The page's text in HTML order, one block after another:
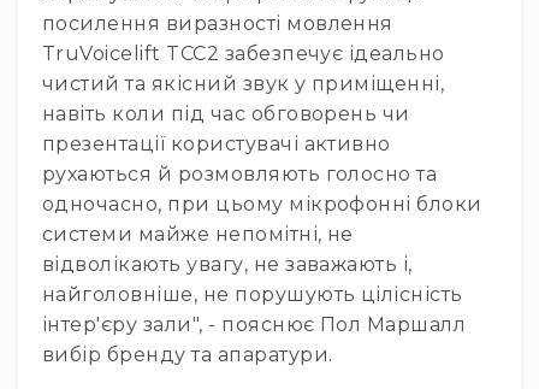
туману
Генератори
снігу
Генератори
піни
Генератори
вогню
Генератори
мильних
бульбашок
Рідина
генераторів
посилення виразності мовлення
TruVoicelift TCC2 забезпечує ідеально
чистий та якісний звук у приміщенні,
навіть коли під час обговорень чи
презентації користувачі активно
рухаються й розмовляють голосно та
одночасно, при цьому мікрофонні блоки
системи майже непомітні, не
відволікають увагу, не заважають і,
найголовніше, не порушують цілісність
інтер'єру зали", - пояснює Пол Маршалл
вибір бренду та апаратури.